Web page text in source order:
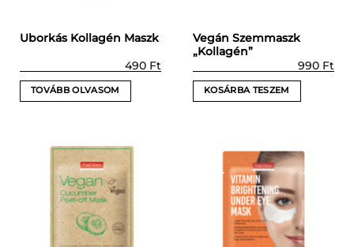
Uborkás Kollagén Maszk
490 Ft
TOVÁBB OLVASOM
Vegán Szemmaszk
„Kollagén”
990 Ft
KOSÁRBA TESZEM